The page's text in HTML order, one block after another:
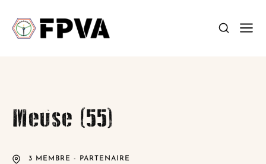
Meuse (55)
3 MEMBRE - PARTENAIRE